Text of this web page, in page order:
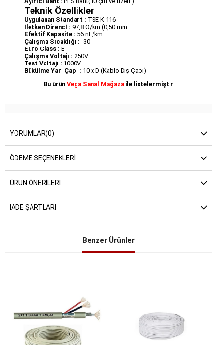
Teknik Özellikler
Uygulanan Standart : TSE K 116
İletken Direncİ : 97,8 Ω/km (0,50 mm
Efektif Kapasite : 56 nF/km
Çalışma Sıcaklığı : -30
Euro Class : E
Çalışma Voltajı : 250V
Test Voltajı : 1000V
Bükülme Yarı Çapı : 10 x D (Kablo Dış Çapı)
Bu ürün Vega Sanal Mağaza ile listelenmiştir
YORUMLAR(0)
ÖDEME SEÇENEKLERI
ÜRÜN ÖNERILERI
İADE ŞARTLARI
Benzer Ürünler